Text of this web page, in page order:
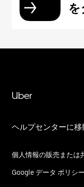
を
Uber
ヘルプセンターに移
個人情報の販売または
Google データ ポリシー